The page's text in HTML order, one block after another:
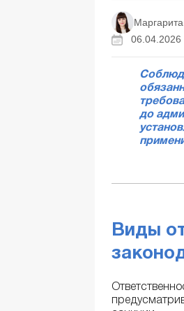
06.04.2026
до
Виды